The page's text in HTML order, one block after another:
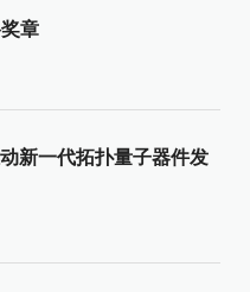
章
新一代拓扑量子器件发